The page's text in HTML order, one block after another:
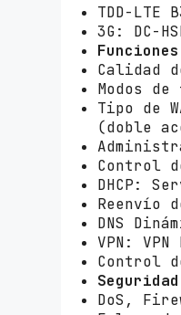
TDD-
3G: DC-
Calidad
Modos
Tipo de
(doble
Control
DHCP:
Reenvío
DNS
VPN: VPN
Control
DoS,